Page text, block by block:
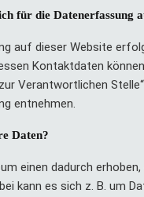
für die Datenerfassung
auf dieser Website
Kontaktdaten
Verantwortlichen
entnehmen.
Daten?
einen dadurch
kann es sich z. B. um